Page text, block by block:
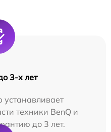
3-х лет
техники BenQ и
до 3 лет.